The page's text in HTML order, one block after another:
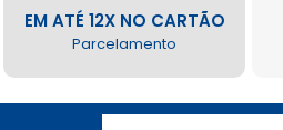
EM ATÉ 12X NO CARTÃO
Parcelamento